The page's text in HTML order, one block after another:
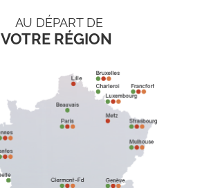
AU DÉPART DE
VOTRE RÉGION